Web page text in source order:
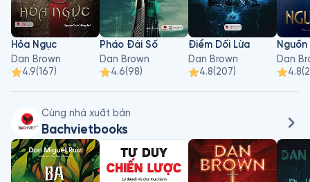
Hỏa Ngục
Dan Brown
4.9(167)
Pháo Đài Số
Dan Brown
4.6(98)
Điểm Dối Lừa
Dan Brown
4.8(207)
Nguồn
Dan
4.8(
Cùng nhà xuất bản
Bachvietbooks